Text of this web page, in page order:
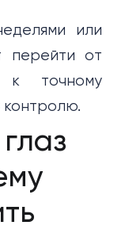
или
перейти от
к точному
контролю.